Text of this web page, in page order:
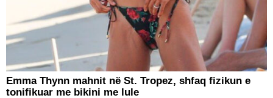
Emma Thynn mahnit në St. Tropez, shfaq fizikun e
tonifikuar me bikini me lule